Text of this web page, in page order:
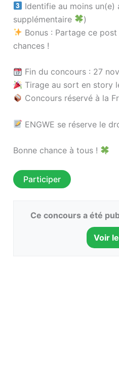
Identifie au moins
supplémentaire
)
Bonus : Partage ce
chances !
Fin du concours : 27
Tirage au sort en story
Concours réservé à la
ENGWE se réserve le
Bonne chance à tous !
Participer
Ce concours a été
Voir